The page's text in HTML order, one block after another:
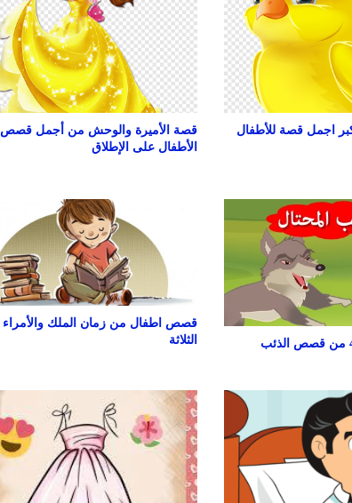
اجمل قصة للأطفال
قصة الأميرة والوحش من أجمل قصص
الأطفال على الإطلاق
قصة الذئب أجمل 4 من قصص الذئب
قصص اطفال من زمان الملك والأمراء
الثلاثة